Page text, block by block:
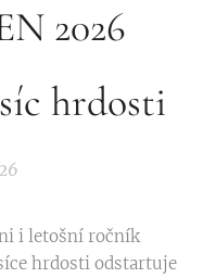
2026 🏳️‍🌈
hrdosti
i letošní ročník
hrdosti odstartuje